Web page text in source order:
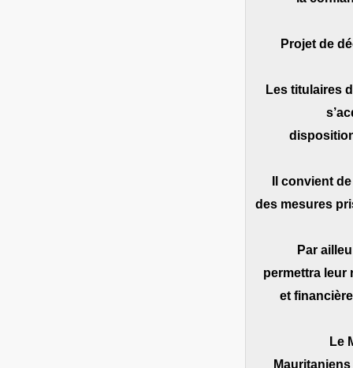
– Projet de
Les titulaires
Il convient
des mesures
Par
permettra leur
et
Le